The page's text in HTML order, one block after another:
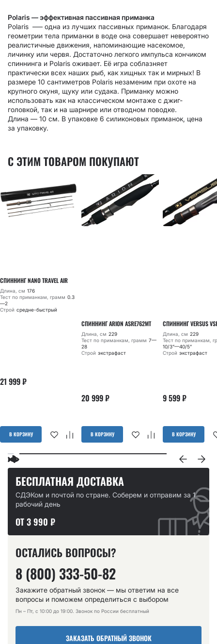
Polaris — эффективная пассивная приманка
Polaris –— одна из лучших пассивных приманок. Благодаря
геометрии тела приманки в воде она совершает невероятно
реалистичные движения, напоминающие насекомое,
личинку или червя. Достаточно легкого импульса кончиком
спиннинга и Polaris оживает. Её игра соблазняет
практически всех наших рыб, как хищных так и мирных! В
размере 10 сантиметров Polaris незаменим при охоте на
крупного окуня, щуку или судака. Приманку можно
использовать как на классическом монтаже с джиг-
головкой, так и на шарнире или отводном поводке.
Длина — 10 см. В упаковке 6 силиконовых приманок, цена
за упаковку.
С ЭТИМ ТОВАРОМ ПОКУПАЮТ
СПИННИНГ NANO TRAVEL AIR
Длина, см 176
Тест по приманкам, грамм 0.3
—2
Строй средне-быстрый
21 999₽
В КОРЗИНУ
СПИННИНГ ARION ASRE762MT
Длина, см 229
Тест по приманкам, грамм 7—
28
Строй экстрафаст
20 999₽
В КОРЗИНУ
СПИННИНГ VERSUS
Длина, см 229
Тест по приманкам,
10/3”—40/5”
Строй экстрафаст
9 599₽
В КОРЗИНУ
БЕСПЛАТНАЯ ДОСТАВКА
СДЭКом и почтой по стране. Соберем и отправим за 1
рабочий день
ОТ 3 990 ₽
ОСТАЛИСЬ ВОПРОСЫ?
8 (800) 333-50-82
Закажите обратный звонок — мы ответим на все
вопросы и поможем определиться с выбором
Пн – Пт, с 10:00 до 19:00. Звонок по России бесплатный
ЗАКАЗАТЬ ОБРАТНЫЙ ЗВОНОК